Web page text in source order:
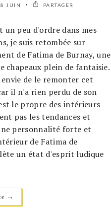
JUIN PARTAGER
un peu d'ordre dans mes
je suis retombée sur
de Fatima de Burnay, une
chapeaux plein de fantaisie.
de le remonter cet
il n'a rien perdu de son
le propre des intérieurs
pas les tendances et
personnalité forte et
de Fatima de
un état d'esprit ludique
→